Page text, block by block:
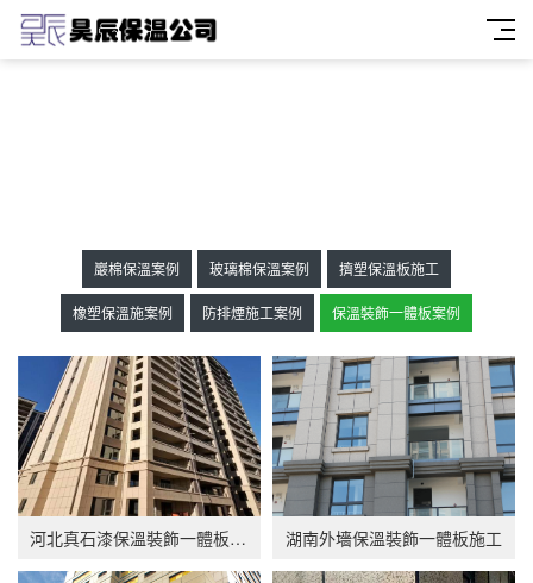
巖棉保溫案例 玻璃棉保溫案例 擠塑保溫板施工
橡塑保溫施案例 防排煙施工案例 保溫裝飾一體板案例
河北真石漆保溫裝飾一體板施工 湖南外墻保溫裝飾一體板施工